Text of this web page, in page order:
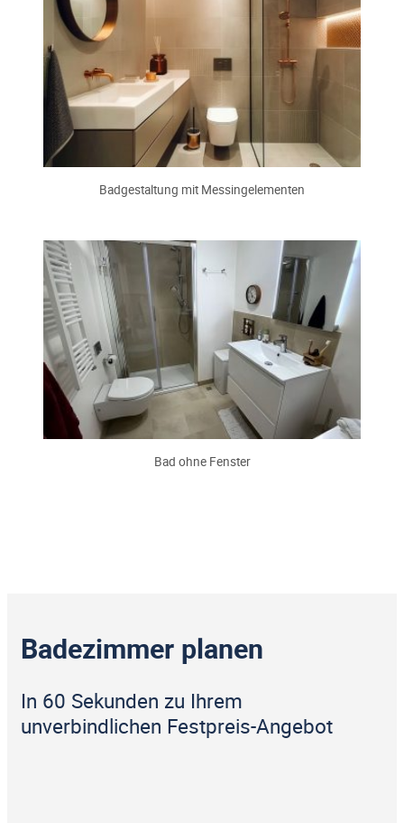
Badgestaltung mit Messingelementen
Bad ohne Fenster
Badezimmer planen
In 60 Sekunden zu Ihrem
unverbindlichen Festpreis-Angebot